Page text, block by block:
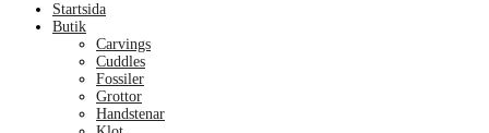
Startsida
Butik
Carvings
Cuddles
Fossiler
Grottor
Handstenar